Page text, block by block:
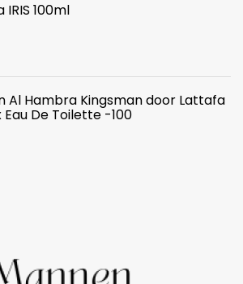
IRIS 100ml
Al Hambra Kingsman door Lattafa
Eau De Toilette -100